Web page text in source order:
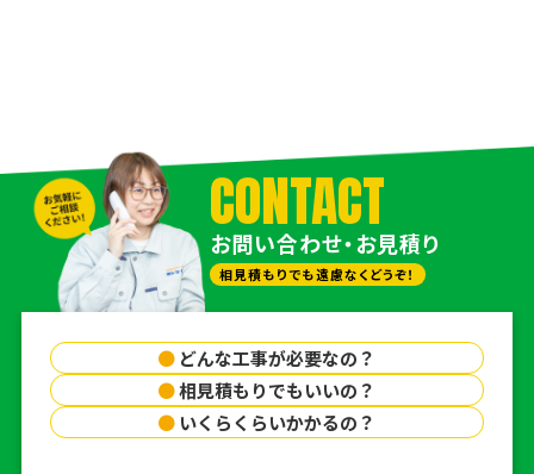
CONTACT
お問い合わせ・お見積り
相見積もりでも遠慮なくどうぞ！
● どんな工事が必要なの？
●相見積もりでもいいの？
● いくらくらいかかるの？